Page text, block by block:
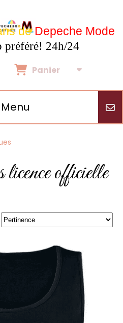
deDepeche Mode
préféré! 24h/24
Panier
Menu
officielle